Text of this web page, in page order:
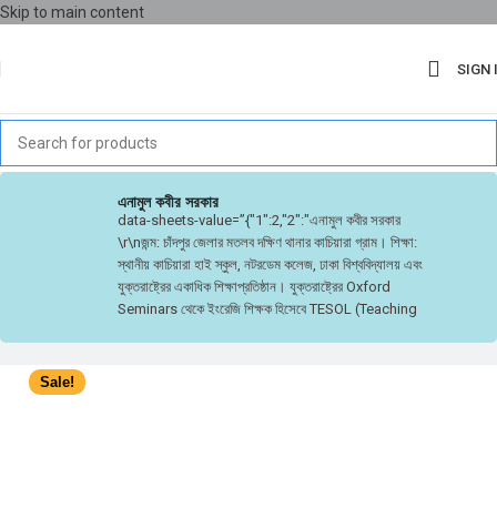
Skip to main content
SIGN
এনামুল কবীর সরকার
data-sheets-value=”{"1":2,"2":"এনামুল কবীর সরকার
\r\nজন্ম: চাঁদপুর জেলার মতলব দক্ষিণ থানার কাচিয়ারা গ্রাম। শিক্ষা:
স্থানীয় কাচিয়ারা হাই স্কুল, নটরডেম কলেজ, ঢাকা বিশ্ববিদ্যালয় এবং
যুক্তরাষ্ট্রের একাধিক শিক্ষাপ্রতিষ্ঠান। যুক্তরাষ্ট্রের Oxford
Seminars থেকে ইংরেজি শিক্ষক হিসেবে TESOL (Teaching
Sale!